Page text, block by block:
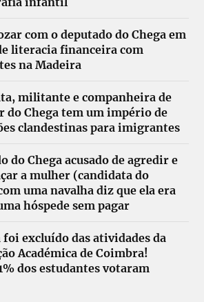
com o deputado do Chega em
literacia financeira com
na Madeira
militante e companheira de
do Chega tem um império de
clandestinas para imigrantes
do Chega acusado de agredir e
a mulher (candidata do
uma navalha diz que ela era
hóspede sem pagar
foi excluído das atividades da
Académica de Coimbra!
dos estudantes votaram